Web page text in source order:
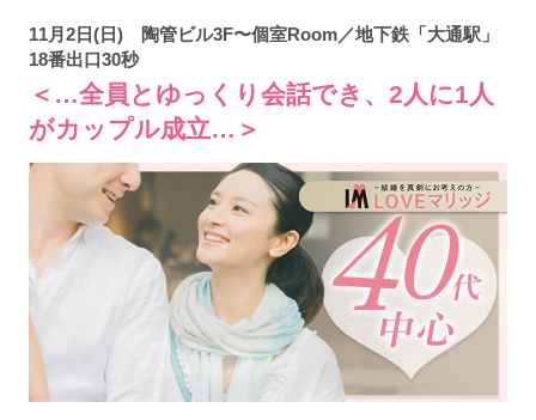
11月2日(日) 陶管ビル3F〜個室Room／地下鉄「大通駅」
18番出口30秒
＜…全員とゆっくり会話でき、2人に1人
がカップル成立…＞